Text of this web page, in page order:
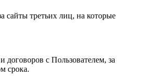
сайты третьих лиц, на которые
с Пользователем, за
срока.